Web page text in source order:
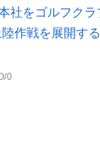
社をゴルフク
作戦を展開す
0